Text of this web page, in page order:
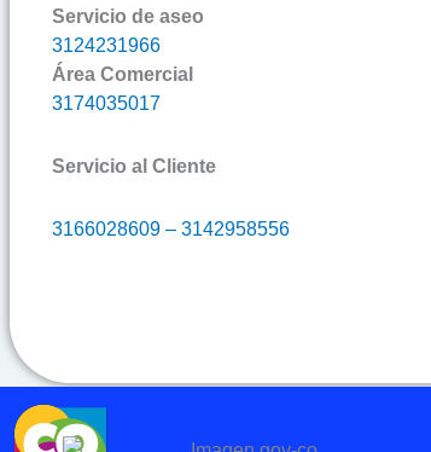
Servicio de aseo
3124231966
Área Comercial
3174035017
Servicio al Cliente
3166028609 – 3142958556